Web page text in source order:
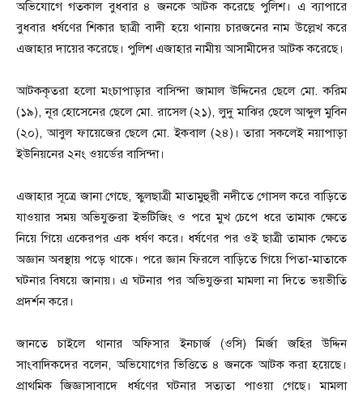
অভিযোগে গতকাল বুধবার ৪ জনকে আটক করেছে পুলিশ। এ ব‌্যাপারে
বুধবার ধর্ষণের শিকার ছাত্রী বাদী হয়ে থানায় চারজনের নাম উল্লেখ করে
এজাহার দায়ের করেছে। পুলিশ এজাহার নামীয় আসামীদের আটক করেছে।
আটককৃতরা হলো মংচাপাড়ার বাসিন্দা জামাল উদ্দিনের ছেলে মো. করিম
(১৯), নূর হোসেনের ছেলে মো. রাসেল (২১), লুদু মাঝির ছেলে আব্দুল মুবিন
(২০), আবুল ফায়েজের ছেলে মো. ইকবাল (২৪)। তারা সকলেই নয়াপাড়া
ইউনিয়নের ২নং ওয়র্ডের বাসিন্দা।
এজাহার সূত্রে জানা গেছে, স্কুলছাত্রী মাতামুহুরী নদীতে গোসল করে বাড়িতে
যাওয়ার সময় অভিযুক্তরা ইভটিজিং ও পরে মুখ চেপে ধরে তামাক ক্ষেতে
নিয়ে গিয়ে একেরপর এক ধর্ষণ করে। ধর্ষণের পর ওই ছাত্রী তামাক ক্ষেতে
অজ্ঞান অবস্থায় পড়ে থাকে। পরে জ্ঞান ফিরলে বাড়িতে গিয়ে পিতা-মাতাকে
ঘটনার বিষয়ে জানায়। এ ঘটনার পর অভিযুক্তরা মামলা না দিতে ভয়ভীতি
প্রদর্শন করে।
জানতে চাইলে থানার অফিসার ইনচার্জ (ওসি) মির্জা জহির উদ্দিন
সাংবাদিকদের বলেন, অভিযোগের ভিত্তিতে ৪ জনকে আটক করা হয়েছে।
প্রাথমিক জিজ্ঞাসাবাদে ধর্ষণের ঘটনার সত্যতা পাওয়া গেছে। মামলা